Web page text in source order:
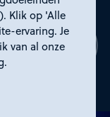
Klik op 'Alle
ervaring. Je
van al onze